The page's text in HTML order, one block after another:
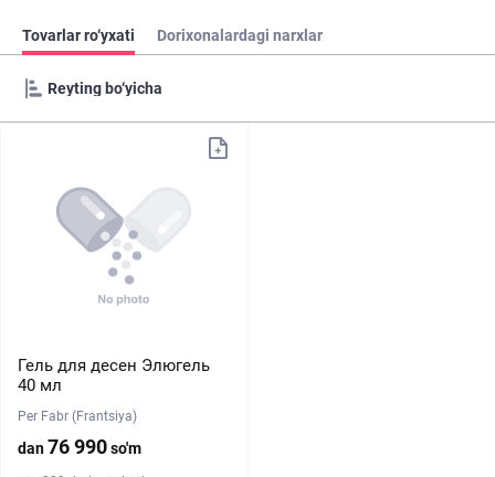
Tovarlar ro‘yxati Dorixonalardagi narxlar
Гель для десен Элюгель
40 мл
Per Fabr (Frantsiya)
dan76 990so'm